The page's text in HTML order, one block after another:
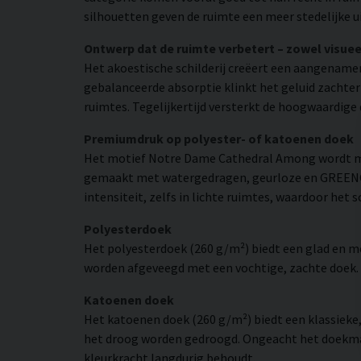
silhouetten geven de ruimte een meer stedelijke
Ontwerp dat de ruimte verbetert – zowel
Het akoestische schilderij creëert een
gebalanceerde absorptie klinkt het geluid
ruimtes. Tegelijkertijd versterkt de
Premiumdruk op polyester- of katoenen doek
Het motief Notre Dame Cathedral Among wordt
gemaakt met watergedragen, geurloze en
intensiteit, zelfs in lichte ruimtes, waardoor het
Polyesterdoek
Het polyesterdoek (260 g/m²) biedt een glad en
worden afgeveegd met een vochtige, zachte
Katoenen doek
Het katoenen doek (260 g/m²) biedt een
het droog worden gedroogd. Ongeacht het
kleurkracht langdurig behoudt.